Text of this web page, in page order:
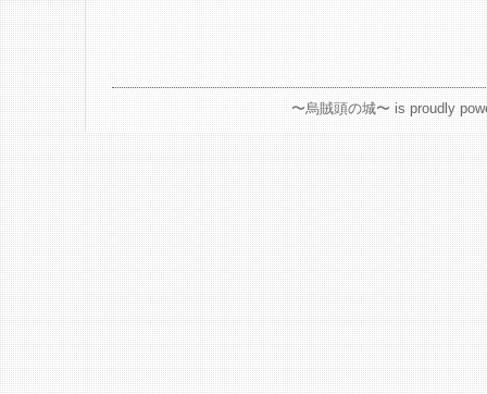
〜烏賊頭の城〜 is proudly